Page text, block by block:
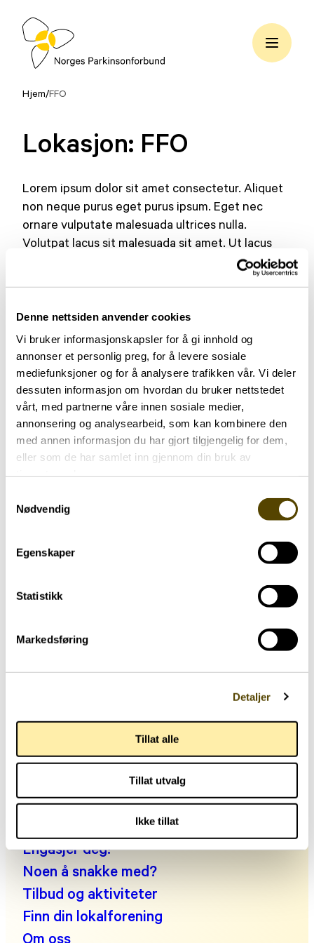
Denne nettsiden anvender cookies
Vi bruker informasjonskapsler for å gi innhold og
annonser et personlig preg, for å levere sosiale
mediefunksjoner og for å analysere trafikken vår. Vi deler
dessuten informasjon om hvordan du bruker nettstedet
vårt, med partnerne våre innen sosiale medier,
annonsering og analysearbeid, som kan kombinere den
med annen informasjon du har gjort tilgjengelig for dem,
eller som de har samlet inn gjennom din bruk av
Nødvendig
Egenskaper
Statistikk
Markedsføring
Detaljer
Tillat alle
Tillat utvalg
Ikke tillat
Hopp
innholdNorges
Hjem/FFO
Lokasjon: FFO
Lorem ipsum dolor sit amet consectetur. Aliquet
non neque purus eget purus ipsum. Eget nec
ornare vulputate malesuada ultrices nulla.
Volutpat lacus sit malesuada sit amet. Ut lacus
28. oktober
Velkommen til likepersonskurs i Bergen
Hjernehuset
Telefon: +47 22 00 83 00
Man kl. 10:30-14:00, tir-fre kl. 09:00-14:00
E-post:post@parkinson.no
Fakta om parkinson
Leve med parkinson
Engasjer deg!
Noen å snakke med?
Tilbud og aktiviteter
Finn din lokalforening
Om oss